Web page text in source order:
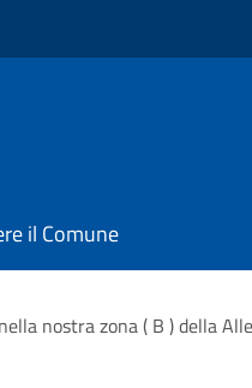
il Comune
nostra zona ( B ) della